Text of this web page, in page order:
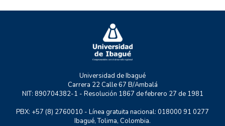
RASTRO URBANO
Universidad de Ibagué
Carrera 22 Calle 67 B/Ambalá
NIT: 890704382-1 - Resolución 1867 de febrero 27 de 1981
PBX: +57 (8) 2760010 - Línea gratuita nacional: 018000 91 0277
Ibagué, Tolima, Colombia.